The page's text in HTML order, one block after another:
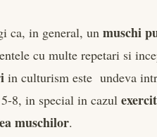
ca, in general, unmuschi
cu multe repetari si
in culturism este undeva
5-8, in special in cazul
muschilor.